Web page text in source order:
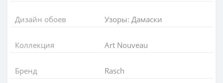
Дизайн обоев Узоры: Дамаски
Коллекция Art Nouveau
Бренд Rasch